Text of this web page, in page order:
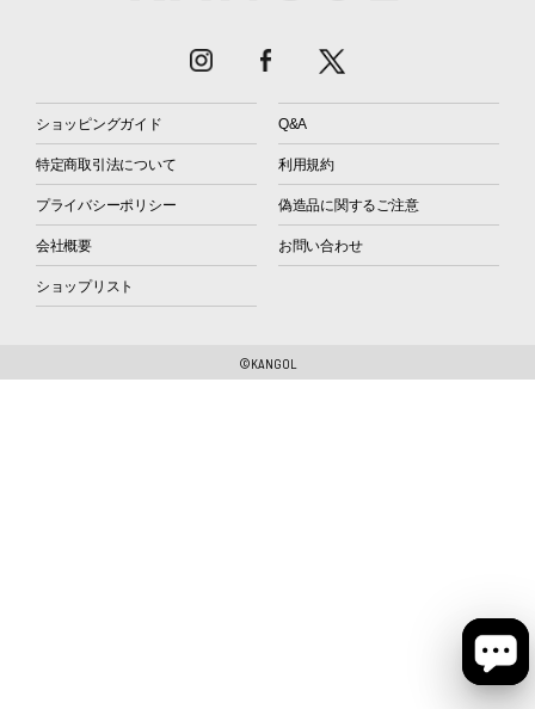
ショッピングガイド Q&A
特定商取引法について 利用規約
プライバシーポリシー 偽造品に関するご注意
会社概要 お問い合わせ
ショップリスト
©KANGOL